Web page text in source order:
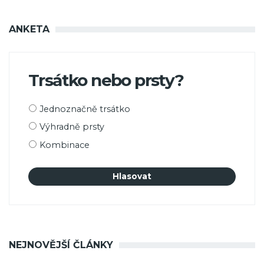
ANKETA
Trsátko nebo prsty?
Možnosti
Jednoznačně trsátko
Výhradně prsty
Kombinace
NEJNOVĚJŠÍ ČLÁNKY